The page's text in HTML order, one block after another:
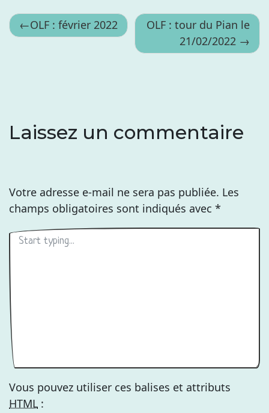
Navigation
OLF : février 2022
OLF : tour du Pian le
21/02/2022
Laissez un commentaire
Votre adresse e-mail ne sera pas publiée. Les
champs obligatoires sont indiqués avec *
Vous pouvez utiliser ces balises et attributs
HTML :